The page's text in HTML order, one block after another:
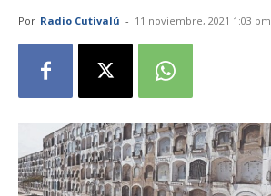
Por Radio Cutivalú - 11 noviembre, 2021 1:03 pm